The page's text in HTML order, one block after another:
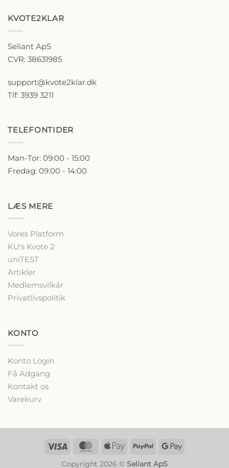
KVOTE2KLAR
Seliant ApS
CVR: 38631985
support@kvote2klar.dk
Tlf: 3939 3211
TELEFONTIDER
Man-Tor: 09:00 - 15:00
Fredag: 09:00 - 14:00
LÆS MERE
Vores Platform
KU's Kvote 2
uniTEST
Artikler
Medlemsvilkår
Privatlivspolitik
KONTO
Konto Login
Få Adgang
Kontakt os
Varekurv
Visa MasterCard
Apple
PayPal Google
Copyright 2026 © Seliant ApS